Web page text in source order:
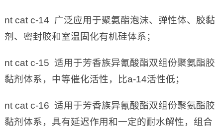
nt cat c-14 广泛应用于聚氨酯泡沫、弹性体、胶黏
剂、密封胶和室温固化有机硅体系；
nt cat c-15 适用于芳香族异氰酸酯双组份聚氨酯胶
黏剂体系，中等催化活性，比a-14活性低；
nt cat c-16 适用于芳香族异氰酸酯双组份聚氨酯胶
黏剂体系，具有延迟作用和一定的耐水解性，组合